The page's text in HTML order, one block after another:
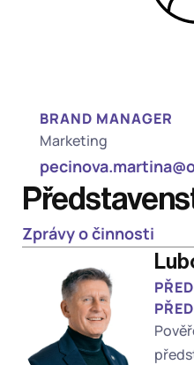
BRAND MANAGER
Marketing
Zprávy o činnosti